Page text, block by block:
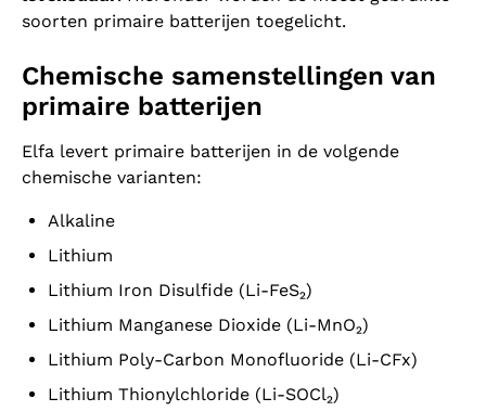
soorten primaire batterijen toegelicht.
Chemische samenstellingen van
primaire batterijen
Elfa levert primaire batterijen in de volgende
chemische varianten:
Alkaline
Lithium
Lithium Iron Disulfide (Li-FeS₂)
Lithium Manganese Dioxide (Li-MnO₂)
Lithium Poly-Carbon Monofluoride (Li-CFx)
Lithium Thionylchloride (Li-SOCl₂)